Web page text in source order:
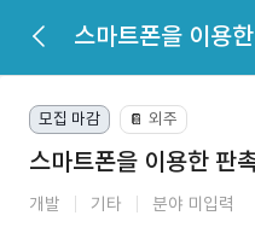
스마트폰을 이용
모집 마감 📔 외주
스마트폰을 이용한 판
개발 기타 분야 미입력